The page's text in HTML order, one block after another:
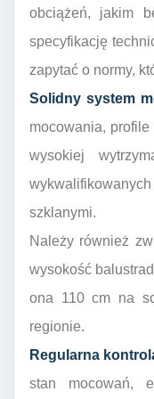
obciążeń, jakim
specyfikację
zapytać o normy,
Solidny system
mocowania,
wysokiej
szklanymi.
Należy również
wysokość
ona 110 cm na
regionie.
Regularna
stan mocowań,